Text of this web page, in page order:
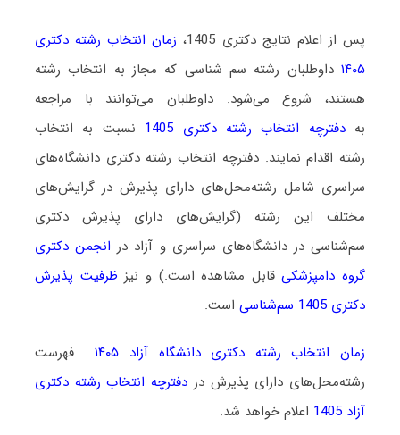
پس از اعلام نتایج دکتری 1405،
زمان انتخاب رشته دکتری
۱۴۰۵داوطلبان رشته سم ‌شناسی که مجاز به انتخاب رشته
هستند، شروع می‌شود. داوطلبان می‌توانند با مراجعه
بهدفترچه انتخاب رشته دکتری 1405
نسبت به انتخاب
رشته اقدام نمایند. دفترچه انتخاب رشته دکتری دانشگاه‌های
سراسری شامل رشته‌محل‌های دارای پذیرش در گرایش‌های
مختلف این رشته (گرایش‌های دارای پذیرش دکتری
سم‌شناسی در دانشگاه‌های سراسری و آزاد در انجمن دکتری
گروه دامپزشکیقابل مشاهده است.) و نیز ظرفیت پذیرش
دکتری 1405 سم‌شناسی
است.
زمان انتخاب رشته دکتری دانشگاه آزاد ۱۴۰۵
فهرست
رشته‌محل‌های دارای پذیرش در دفترچه انتخاب رشته دکتری
آزاد 1405
اعلام خواهد شد.